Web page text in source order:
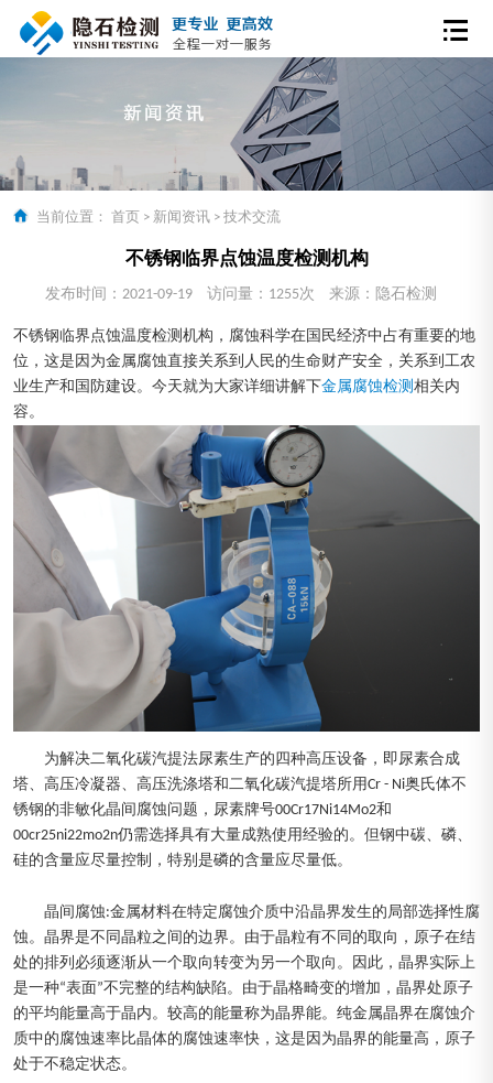
当前位置： 首页 > 新闻资讯 > 技术交流
不锈钢临界点蚀温度检测机构
发布时间：2021-09-19 访问量：1255次 来源：隐石检测
不锈钢临界点蚀温度检测机构，腐蚀科学在国民经济中占有重要的地
位，这是因为金属腐蚀直接关系到人民的生命财产安全，关系到工农
业生产和国防建设。今天就为大家详细讲解下金属腐蚀检测 相关内
容。
为解决二氧化碳汽提法尿素生产的四种高压设备，即尿素合成
塔、高压冷凝器、高压洗涤塔和二氧化碳汽提塔所用Cr - Ni奥氏体不
锈钢的非敏化晶间腐蚀问题，尿素牌号00Cr17Ni14Mo2和
00cr25ni22mo2n仍需选择具有大量成熟使用经验的。但钢中碳、磷、
硅的含量应尽量控制，特别是磷的含量应尽量低。
晶间腐蚀:金属材料在特定腐蚀介质中沿晶界发生的局部选择性腐
蚀。晶界是不同晶粒之间的边界。由于晶粒有不同的取向，原子在结
处的排列必须逐渐从一个取向转变为另一个取向。因此，晶界实际上
是一种“表面”不完整的结构缺陷。由于晶格畸变的增加，晶界处原子
的平均能量高于晶内。较高的能量称为晶界能。纯金属晶界在腐蚀介
质中的腐蚀速率比晶体的腐蚀速率快，这是因为晶界的能量高，原子
处于不稳定状态。